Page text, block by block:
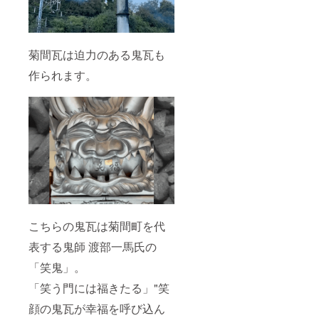
菊間瓦は迫力のある鬼瓦も
作られます。
こちらの鬼瓦は菊間町を代
表する鬼師 渡部一馬氏の
「笑鬼」。
「笑う門には福きたる」"笑
顔の鬼瓦が幸福を呼び込ん